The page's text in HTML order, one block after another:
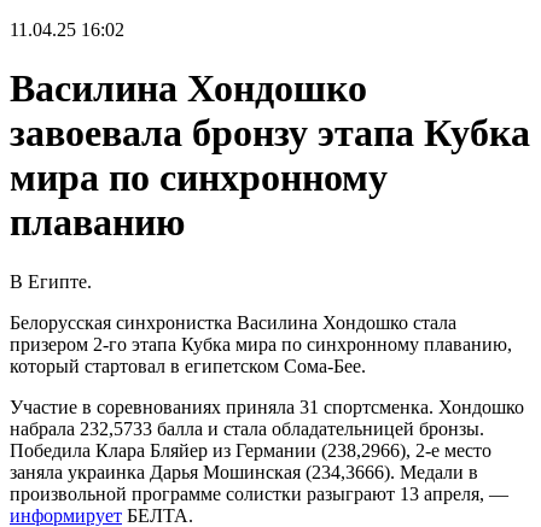
11.04.25 16:02
Василина Хондошко
завоевала бронзу этапа Кубка
мира по синхронному
плаванию
В Египте.
Белорусская синхронистка Василина Хондошко стала
призером 2-го этапа Кубка мира по синхронному плаванию,
который стартовал в египетском Сома-Бее.
Участие в соревнованиях приняла 31 спортсменка. Хондошко
набрала 232,5733 балла и стала обладательницей бронзы.
Победила Клара Бляйер из Германии (238,2966), 2-е место
заняла украинка Дарья Мошинская (234,3666). Медали в
произвольной программе солистки разыграют 13 апреля, —
информирует БЕЛТА.